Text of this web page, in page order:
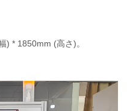
) * 1850mm (高さ)。